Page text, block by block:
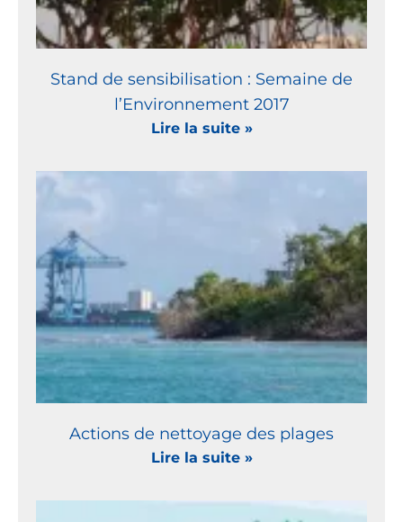
Stand de sensibilisation : Semaine de
l’Environnement 2017
Lire la suite »
Actions de nettoyage des plages
Lire la suite »